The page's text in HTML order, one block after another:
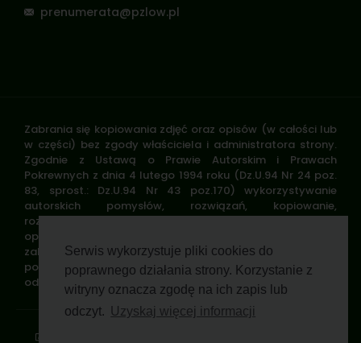
Serwis wykorzystuje pliki cookies do
poprawnego działania strony. Korzystanie z
witryny oznacza zgodę na ich zapis lub
odczyt.
Uzyskaj więcej informacji
prenumerata@pzlow.pl
Zabrania się kopiowania zdjęć oraz opisów (w całości lub
w części) bez zgody właściciela i administratora strony.
Zgodnie z Ustawą o Prawie Autorskim i Prawach
Pokrewnych z dnia 4 lutego 1994 roku (Dz.U.94 Nr 24 poz.
83, sprost.: Dz.U.94 Nr 43 poz.170) wykorzystywanie
autorskich pomysłów, rozwiązań, kopiowanie,
rozpowszechnianie zdjęć, fragmentów grafiki, tekstów
opisów w celach zarobkowych, bez zezwolenia autora jest
zabronione i stanowi naruszenie praw autorskich oraz
podlega karze. Znaki towarowe i graficzne są własnością
odpowiednich firm i/lub instytucji.